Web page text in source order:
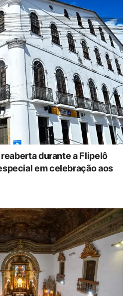
durante a Flipelô
em celebração aos